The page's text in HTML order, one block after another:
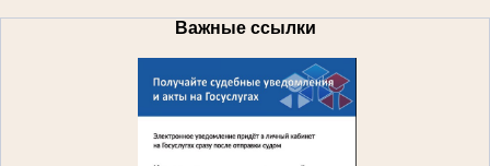
Важные ссылки